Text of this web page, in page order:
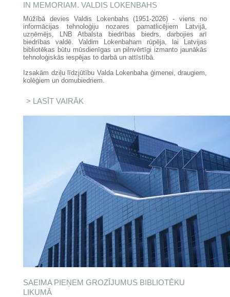
IN MEMORIAM. VALDIS LOKENBAHS
Mūžībā devies Valdis Lokenbahs (1951-2026) - viens no
informācijas tehnoloģiju nozares pamatlicējiem Latvijā,
uzņēmējs, LNB Atbalsta biedrības biedrs, darbojies arī
biedrības valdē. Valdim Lokenbaham rūpēja, lai Latvijas
bibliotēkas būtu mūsdienīgas un pilnvērtīgi izmanto jaunākās
tehnoloģiskās iespējas to darbā un attīstībā.
Izsakām dziļu līdzjūtību Valda Lokenbaha ģimenei, draugiem,
kolēģiem un domubiedriem.
LASĪT VAIRĀK
SAEIMA PIEŅEM GROZĪJUMUS BIBLIOTĒKU
LIKUMĀ